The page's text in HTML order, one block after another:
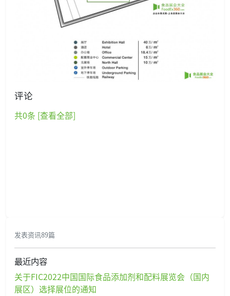
评论
共0条 [查看全部]
发表资讯89篇
最近内容
关于FIC2022中国国际食品添加剂和配料展览会（国内
展区）选择展位的通知